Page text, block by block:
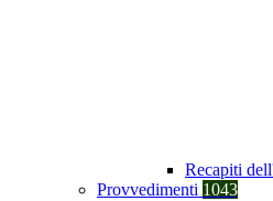
Recapiti
Provvedimenti 1043